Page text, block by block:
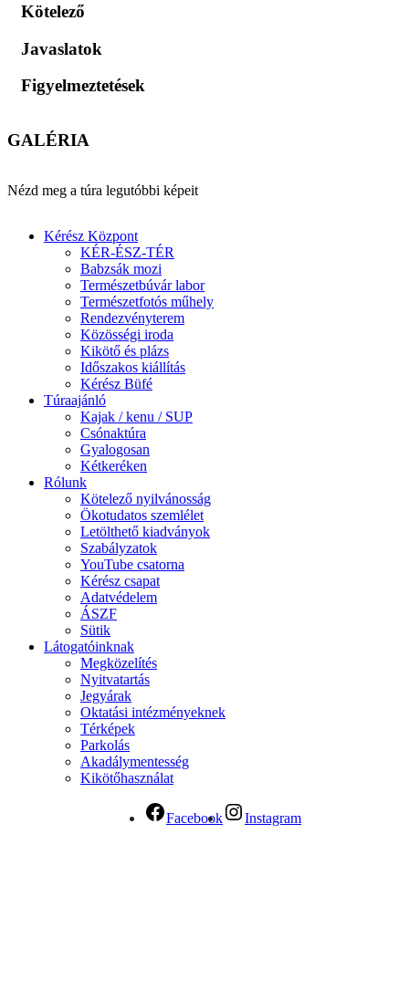
Kötelező
Javaslatok
Figyelmeztetések
GALÉRIA
Nézd meg a túra legutóbbi képeit
Kérész Központ
KÉR-ÉSZ-TÉR
Babzsák mozi
Természetbúvár labor
Természetfotós műhely
Rendezvényterem
Közösségi iroda
Kikötő és plázs
Időszakos kiállítás
Kérész Büfé
Túraajánló
Kajak / kenu / SUP
Csónaktúra
Gyalogosan
Kétkeréken
Rólunk
Kötelező nyilvánosság
Ökotudatos szemlélet
Letölthető kiadványok
Szabályzatok
YouTube csatorna
Kérész csapat
Adatvédelem
ÁSZF
Sütik
Látogatóinknak
Megközelítés
Nyitvatartás
Jegyárak
Oktatási intézményeknek
Térképek
Parkolás
Akadálymentesség
Kikötőhasználat
Facebook Instagram